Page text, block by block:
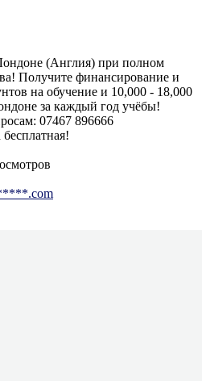
(Англия) при полном
Получите финансирование и
на обучение и 10,000 - 18,000
за каждый год учёбы!
07467 896666